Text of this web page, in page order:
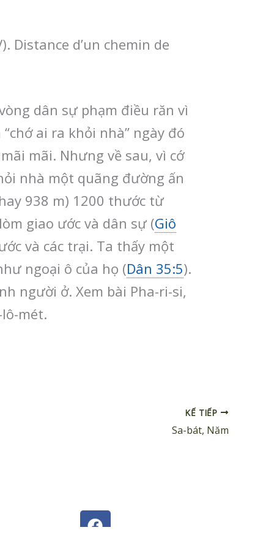
Distance d’un chemin de
dân sự phạm điều răn vì
ai ra khỏi nhà” ngày đó
mãi. Nhưng về sau, vì cớ
nhà một quãng đường ấn
938 m) 1200 thước từ
giao ước và dân sự (Giô
và các trại. Ta thấy một
ngoại ô của họ (Dân 35:5).
người ở. Xem bài Pha-ri-si,
mét.
KẾ TIẾP
Sa-bát, Năm
F
a